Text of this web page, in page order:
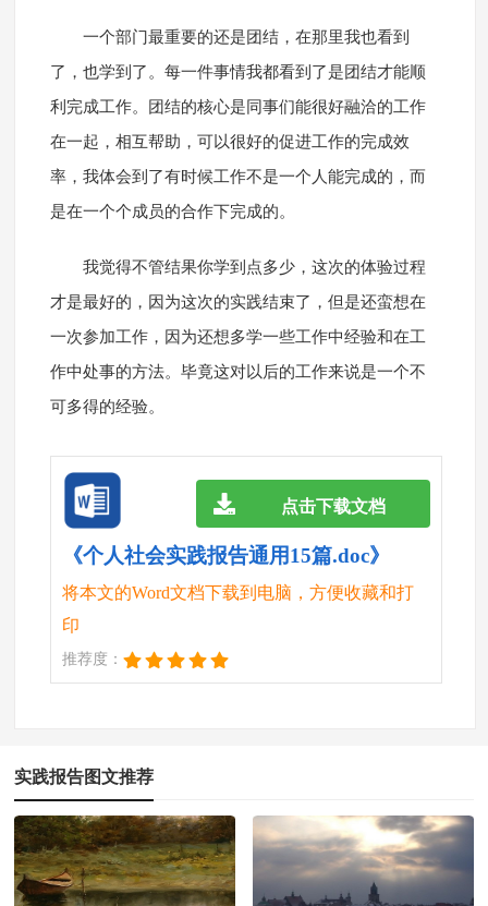
一个部门最重要的还是团结，在那里我也看到
了，也学到了。每一件事情我都看到了是团结才能顺
利完成工作。团结的核心是同事们能很好融洽的工作
在一起，相互帮助，可以很好的促进工作的完成效
率，我体会到了有时候工作不是一个人能完成的，而
是在一个个成员的合作下完成的。
我觉得不管结果你学到点多少，这次的体验过程
才是最好的，因为这次的实践结束了，但是还蛮想在
一次参加工作，因为还想多学一些工作中经验和在工
作中处事的方法。毕竟这对以后的工作来说是一个不
可多得的经验。
《个人社会实践报告通用15篇.doc》
将本文的Word文档下载到电脑，方便收藏和打
印
推荐度：
点击下载文档
实践报告图文推荐